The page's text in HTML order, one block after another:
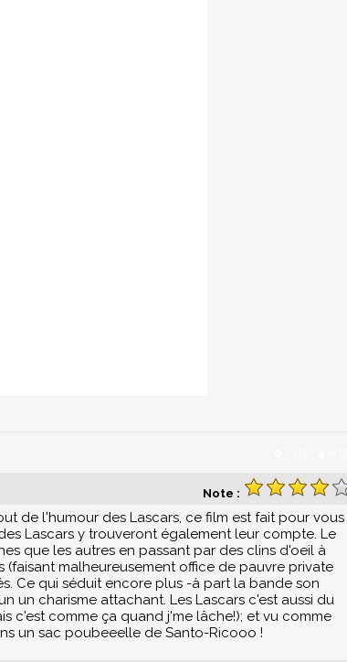
Note :
de l'humour des Lascars, ce film est fait pour vous
Lascars y trouveront également leur compte. Le
que les autres en passant par des clins d'oeil à
malheureusement office de pauvre private
Ce qui séduit encore plus -à part la bande son
un charisme attachant. Les Lascars c'est aussi du
c'est comme ça quand j'me lâche!); et vu comme
un sac poubeeelle de Santo-Ricooo !